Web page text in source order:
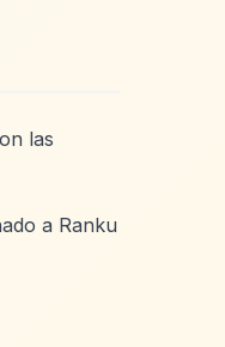
las
a Ranku